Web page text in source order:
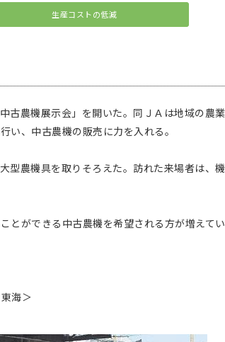
生産コストの低減
古農機展示会」を開いた。同ＪＡは地域の農
い、中古農機の販売に力を入れる。
型農機具を取りそろえた。訪れた来場者は、
とができる中古農機を希望される方が増えて
海＞